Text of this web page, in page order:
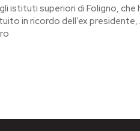
istituti superiori di Foligno, che
in ricordo dell’ex